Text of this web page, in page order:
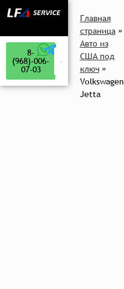
8-
(968)-006-
07-03
Главная
страница»
Авто из
США под
ключ»
Volkswagen
Jetta